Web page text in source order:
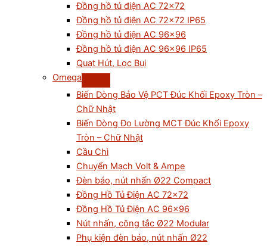
Đồng hồ tủ điện AC 72×72
Đồng hồ tủ điện AC 72×72 IP65
Đồng hồ tủ điện AC 96×96
Đồng hồ tủ điện AC 96×96 IP65
Quạt Hút, Lọc Bụi
Omega
Biến Dòng Bảo Vệ PCT Đúc Khối Epoxy Tròn –
Chữ Nhật
Biến Dòng Đo Lường MCT Đúc Khối Epoxy
Tròn – Chữ Nhật
Cầu Chì
Chuyển Mạch Volt & Ampe
Đèn báo, nút nhấn Ø22 Compact
Đồng Hồ Tủ Điện AC 72×72
Đồng Hồ Tủ Điện AC 96×96
Nút nhấn, công tắc Ø22 Modular
Phụ kiện đèn báo, nút nhấn Ø22